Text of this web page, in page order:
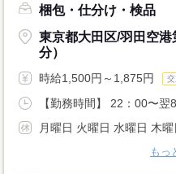
梱包・仕分け・検品
東京都大田区/羽田空
分）
時給1,500円～1,875円
【勤務時間】 22：00〜翌
月曜日 火曜日 水曜日 木
もっ